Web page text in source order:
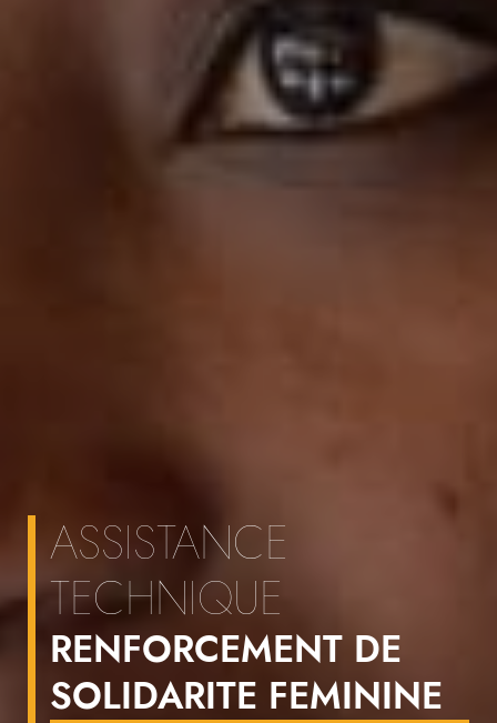
ASSISTANCE
TECHNIQUE
RENFORCEMENT DE
SOLIDARITE FEMININE